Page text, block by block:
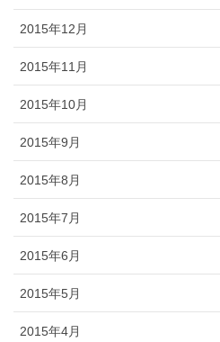
2015年12月
2015年11月
2015年10月
2015年9月
2015年8月
2015年7月
2015年6月
2015年5月
2015年4月